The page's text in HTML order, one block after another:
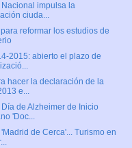
Nacional impulsa la
ciuda...
reformar los estudios de
2015: abierto el plazo de
hacer la declaración de la
e...
de Alzheimer de Inicio
'Doc...
de Cerca'... Turismo en